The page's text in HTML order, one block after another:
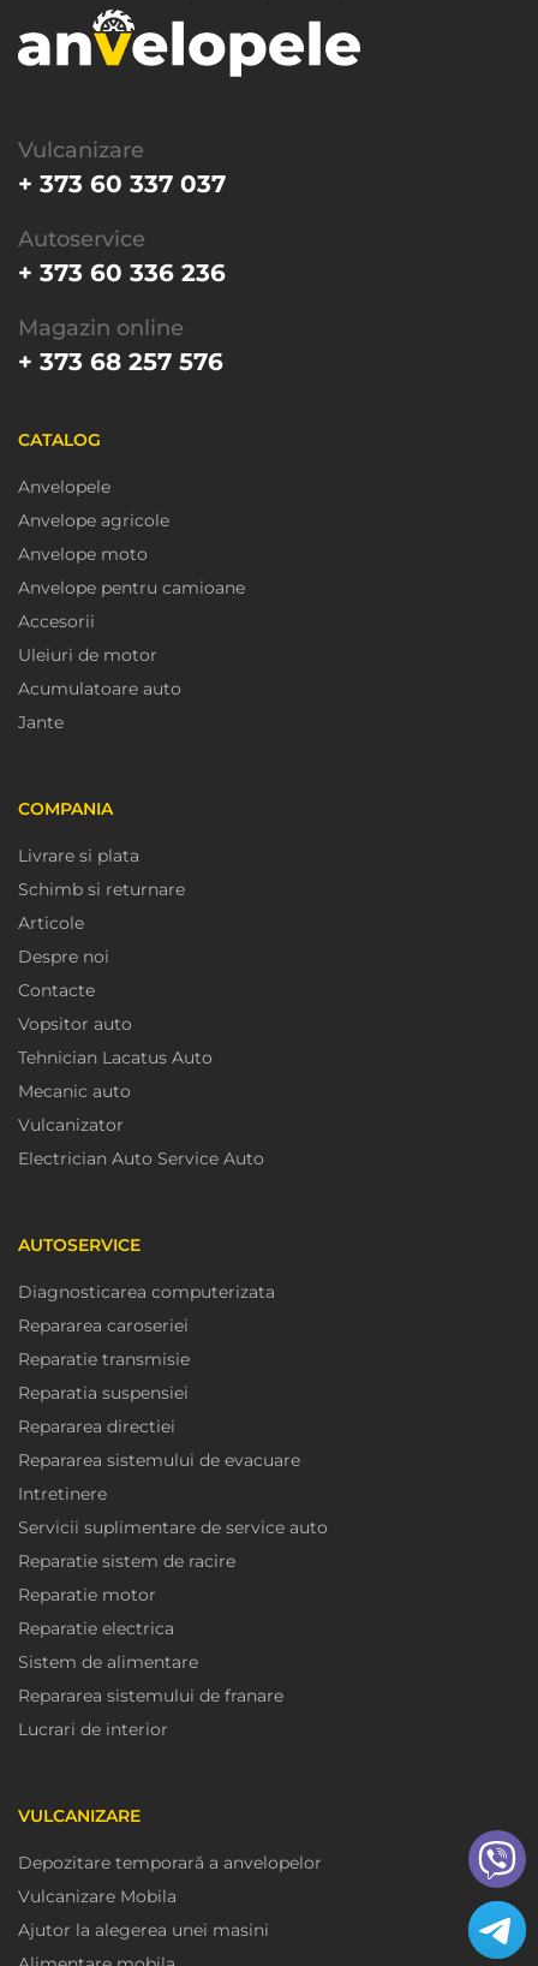
Vulcanizare
+ 373 60 337 037
Autoservice
+ 373 60 336 236
Magazin online
+ 373 68 257 576
CATALOG
Anvelopele
Anvelope agricole
Anvelope moto
Anvelope pentru camioane
Accesorii
Uleiuri de motor
Acumulatoare auto
Jante
COMPANIA
Livrare si plata
Schimb si returnare
Articole
Despre noi
Contacte
Vopsitor auto
Tehnician Lacatus Auto
Mecanic auto
Vulcanizator
Electrician Auto Service Auto
AUTOSERVICE
Diagnosticarea computerizata
Repararea caroseriei
Reparatie transmisie
Reparatia suspensiei
Repararea directiei
Repararea sistemului de evacuare
Intretinere
Servicii suplimentare de service auto
Reparatie sistem de racire
Reparatie motor
Reparatie electrica
Sistem de alimentare
Repararea sistemului de franare
Lucrari de interior
VULCANIZARE
Depozitare temporară a anvelopelor
Vulcanizare Mobila
Ajutor la alegerea unei masini